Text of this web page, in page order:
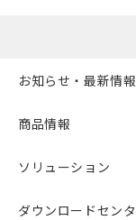
お知らせ・最新情報
商品情報
ソリューション
ダウンロードセンタ